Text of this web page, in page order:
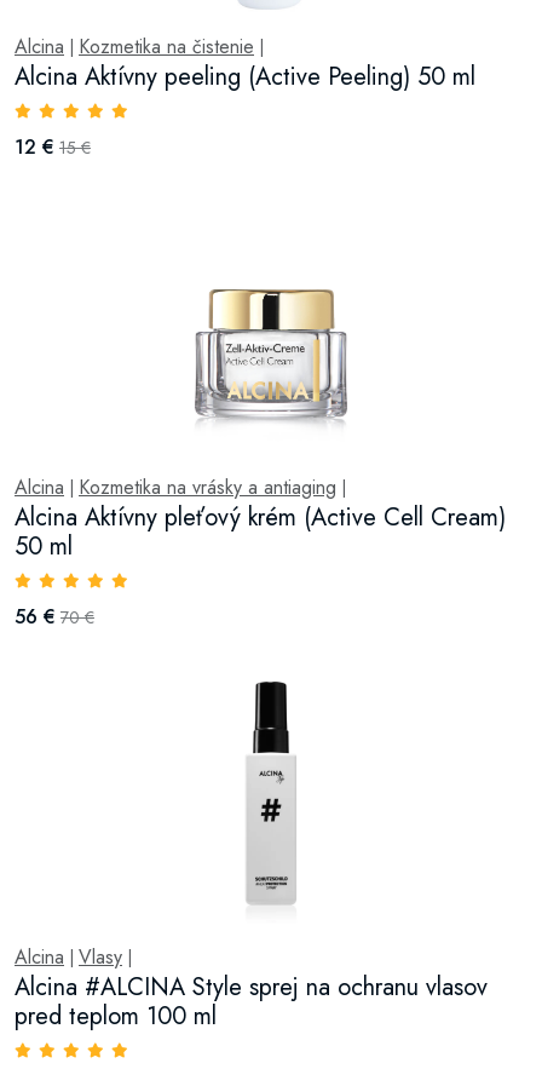
Alcina Kozmetika na čistenie
Alcina Aktívny peeling (Active Peeling) 50 ml
12 € 15 €
Alcina Kozmetika na vrásky a antiaging
Alcina Aktívny pleťový krém (Active Cell Cream)
50 ml
56 € 70 €
Alcina Vlasy
Alcina #ALCINA Style sprej na ochranu vlasov
pred teplom 100 ml